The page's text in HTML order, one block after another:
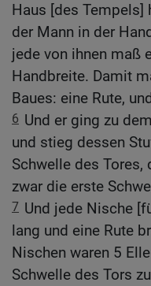
Haus [des Tempels]
der Mann in der
jede von ihnen maß
Handbreite. Damit
Baues: eine Rute,
6 Und er ging zu
und stieg dessen
Schwelle des Tores,
zwar die erste
7 Und jede Nische
lang und eine Rute
Nischen waren 5
Schwelle des Tors